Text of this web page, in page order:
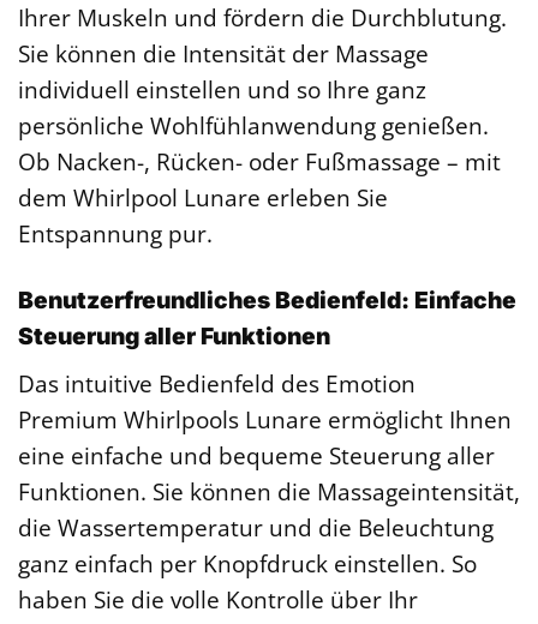
Ihrer Muskeln und fördern die Durchblutung.
Sie können die Intensität der Massage
individuell einstellen und so Ihre ganz
persönliche Wohlfühlanwendung genießen.
Ob Nacken-, Rücken- oder Fußmassage – mit
dem Whirlpool Lunare erleben Sie
Entspannung pur.
Benutzerfreundliches Bedienfeld: Einfache
Steuerung aller Funktionen
Das intuitive Bedienfeld des Emotion
Premium Whirlpools Lunare ermöglicht Ihnen
eine einfache und bequeme Steuerung aller
Funktionen. Sie können die Massageintensität,
die Wassertemperatur und die Beleuchtung
ganz einfach per Knopfdruck einstellen. So
haben Sie die volle Kontrolle über Ihr